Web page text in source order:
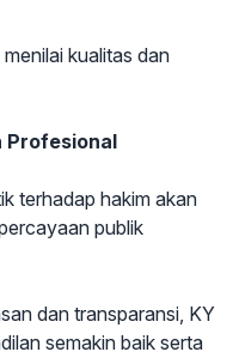
kualitas dan
Profesional
terhadap hakim akan
publik
dan transparansi, KY
semakin baik serta